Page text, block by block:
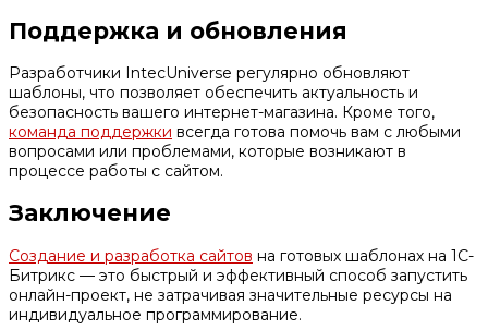
Поддержка и обновления
Разработчики IntecUniverse регулярно обновляют
шаблоны, что позволяет обеспечить актуальность и
безопасность вашего интернет-магазина. Кроме того,
команда поддержки всегда готова помочь вам с любыми
вопросами или проблемами, которые возникают в
процессе работы с сайтом.
Заключение
Создание и разработка сайтов на готовых шаблонах на 1С-
Битрикс — это быстрый и эффективный способ запустить
онлайн-проект, не затрачивая значительные ресурсы на
индивидуальное программирование.